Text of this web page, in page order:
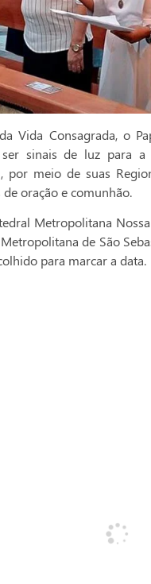
Vida Consagrada, o
sinais de luz para a
por meio de suas
oração e comunhão.
Metropolitana
de São
para marcar a data.